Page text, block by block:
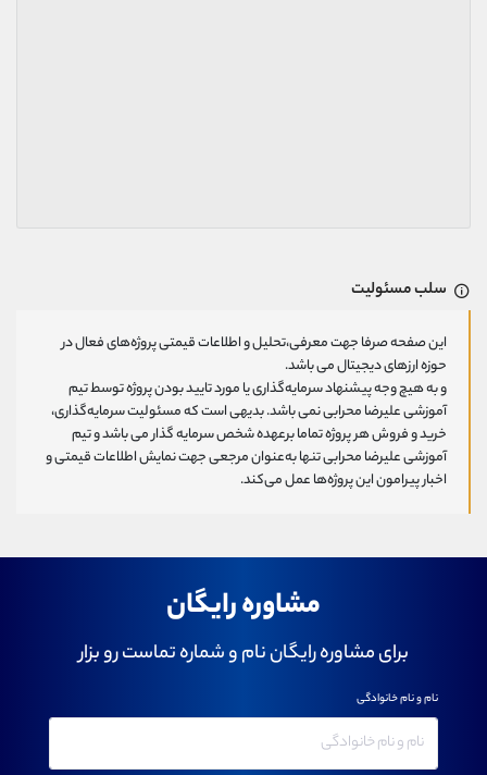
سلب مسئولیت
این صفحه صرفا جهت معرفی،تحلیل و اطلاعات قیمتی پروژه‌های فعال در
حوزه ارزهای دیجیتال می باشد.
و به هیچ وجه پیشنهاد سرمایه‌گذاری یا مورد تایید بودن پروژه توسط تیم
آموزشی علیرضا محرابی نمی باشد. بدیهی است که مسئولیت سرمایه‌گذاری،
خرید و فروش هر پروژه تماما برعهده شخص سرمایه گذار می باشد و تیم
آموزشی علیرضا محرابی تنها به‌عنوان مرجعی جهت نمایش اطلاعات قیمتی و
اخبار پیرامون این پروژه‌‌ها عمل می‌کند.
مشاوره رایگان
برای مشاوره رایگان نام و شماره تماست رو بزار
نام و نام خانوادگی